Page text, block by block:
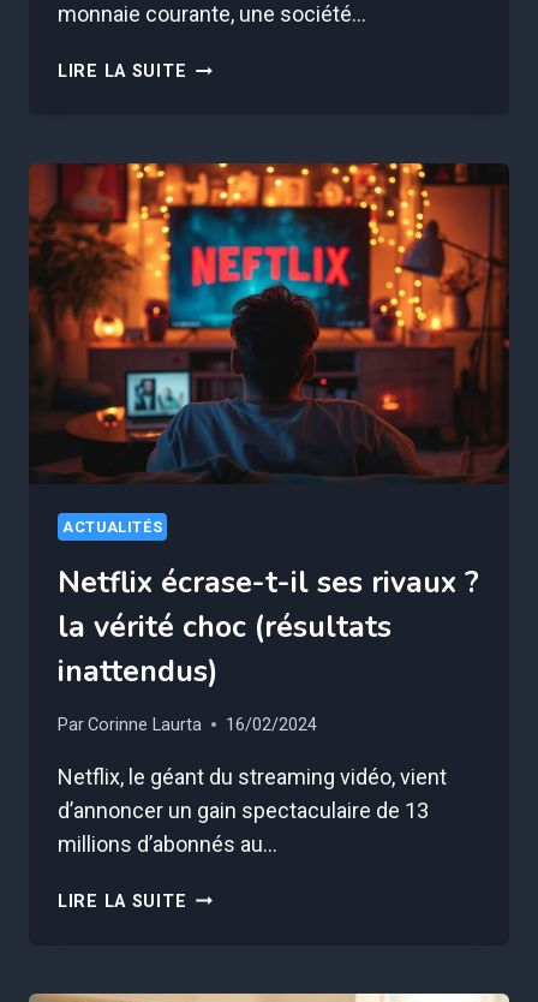
monnaie courante, une société…
LIRE LA SUITE ASML
:
DÉCOUVREZ
POURQUOI
2023
EST
SON
ANNÉE
EN
OR
!
ACTUALITÉS
Netflix écrase-t-il ses rivaux ?
la vérité choc (résultats
inattendus)
ParCorinne Laurta 16/02/2024
Netflix, le géant du streaming vidéo, vient
d’annoncer un gain spectaculaire de 13
millions d’abonnés au…
LIRE LA SUITE NETFLIX